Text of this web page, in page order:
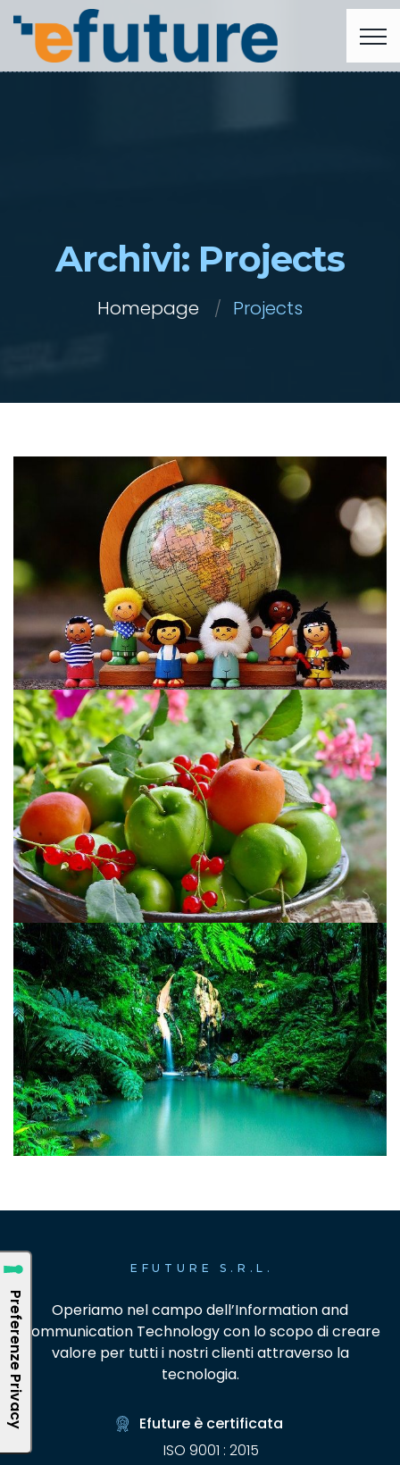
Archivi: Projects
Homepage Projects
EFUTURE S.R.L.
Operiamo nel campo dell’Information and
Communication Technology con lo scopo di creare
valore per tutti i nostri clienti attraverso la
tecnologia.
Efuture è certificata
ISO 9001 : 2015